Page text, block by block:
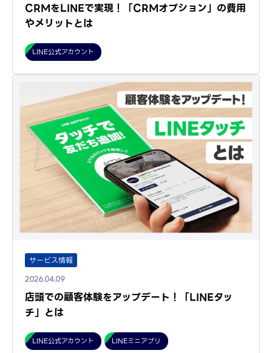
CRMをLINEで実現！「CRMオプション」の費用
やメリットとは
LINE公式アカウント
サービス情報
2026.04.09
店頭での顧客体験をアップデート！「LINEタッ
チ」とは
LINE公式アカウント LINEミニアプリ